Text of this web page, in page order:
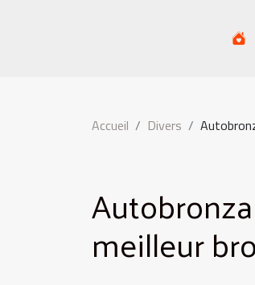
Accueil Divers
meilleur